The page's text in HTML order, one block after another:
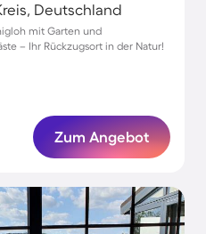
Deutschland
mit Garten und
– Ihr Rückzugsort in der Natur!
Zum Angebot